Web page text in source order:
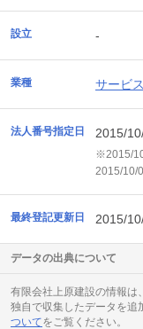
設立 -
業種 サービス
法人番号指定日 2015/
※2015/
2015/10/
最終登記更新日 2015/
データの出典について
有限会社上原建設の情報は、
独自で収集したデータを追
ついてをご覧ください。